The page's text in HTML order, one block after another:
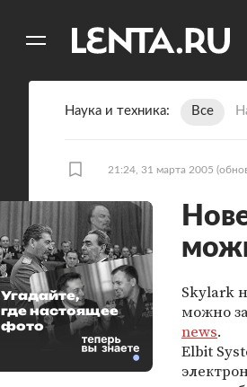
Наука и техника Все
21:24, 31 марта 2005
Skylark
можно
news.
Elbit
Угадайте,
где настоящее
фото